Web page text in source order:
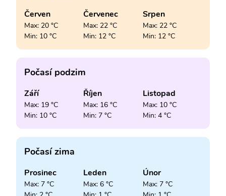
Červen
Max: 20 °C
Min: 10 °C
Červenec
Max: 22 °C
Min: 12 °C
Srpen
Max: 22 °C
Min: 12 °C
Počasí podzim
Září
Max: 19 °C
Min: 10 °C
Říjen
Max: 16 °C
Min: 7 °C
Listopad
Max: 10 °C
Min: 4 °C
Počasí zima
Prosinec
Max: 7 °C
Leden
Max: 6 °C
Únor
Max: 7 °C